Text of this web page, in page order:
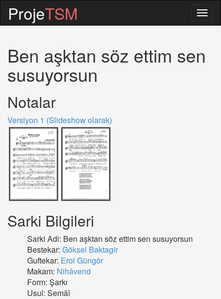
ProjeTSM
Ben aşktan söz ettim sen
susuyorsun
Notalar
Versiyon 1 (Slideshow olarak)
Sarki Bilgileri
Sarki Adi: Ben aşktan söz ettim sen susuyorsun
Bestekar: Göksel Baktagir
Guftekar: Erol Güngör
Makam: Nihâvend
Form: Şarkı
Usul: Semâî